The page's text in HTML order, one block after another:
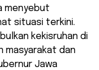
menyebut
situasi terkini.
kekisruhan di
masyarakat dan
Jawa